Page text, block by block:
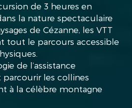
de 3 heures en
la nature spectaculaire
de Cézanne, les VTT
tout le parcours accessible
de l’assistance
parcourir les collines
à la célèbre montagne